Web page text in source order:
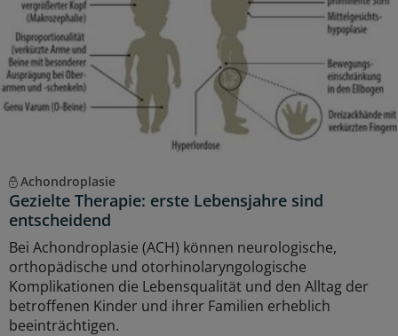
Achondroplasie
Gezielte Therapie: erste Lebensjahre sind
entscheidend
Bei Achondroplasie (ACH) können neurologische,
orthopädische und otorhinolaryngologische
Komplikationen die Lebensqualität und den Alltag der
betroffenen Kinder und ihrer Familien erheblich
beeinträchtigen.